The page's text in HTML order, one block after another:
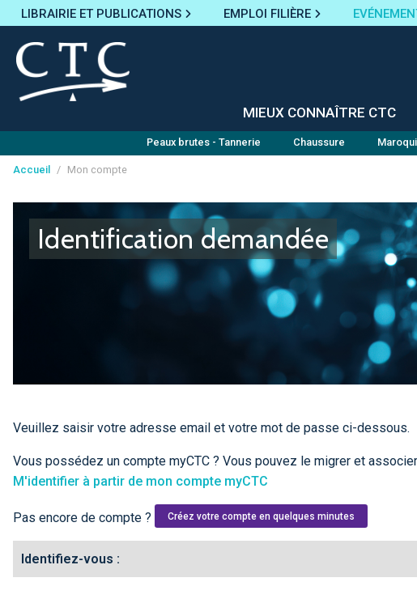
Panneau de gestion des cookies
LIBRAIRIE ET PUBLICATIONS EMPLOI FILIÈRE
MIEUX CONNAÎTRE CTC
Peaux brutes - Tannerie Chaussure
Accueil / Mon compte
Identification demandée
Veuillez saisir votre adresse email et votre mot de passe ci-dessous.
Vous possédez un compte myCTC ? Vous pouvez le migrer et
M'identifier à partir de mon compte myCTC
Pas encore de compte ? Créez votre compte en quelques minutes
Identifiez-vous :